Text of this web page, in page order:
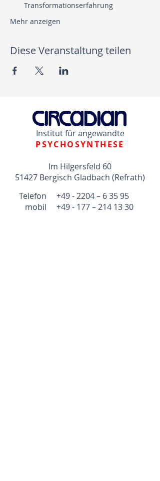
Transformationserfahrung
Mehr anzeigen
Diese Veranstaltung teilen
Institut für angewandte
PSYCHOSYNTHESE
Im Hilgersfeld 60
51427 Bergisch Gladbach (Refrath)
Telefon +49 - 2204 – 6 35 95
mobil +49 - 177 –214 13 30